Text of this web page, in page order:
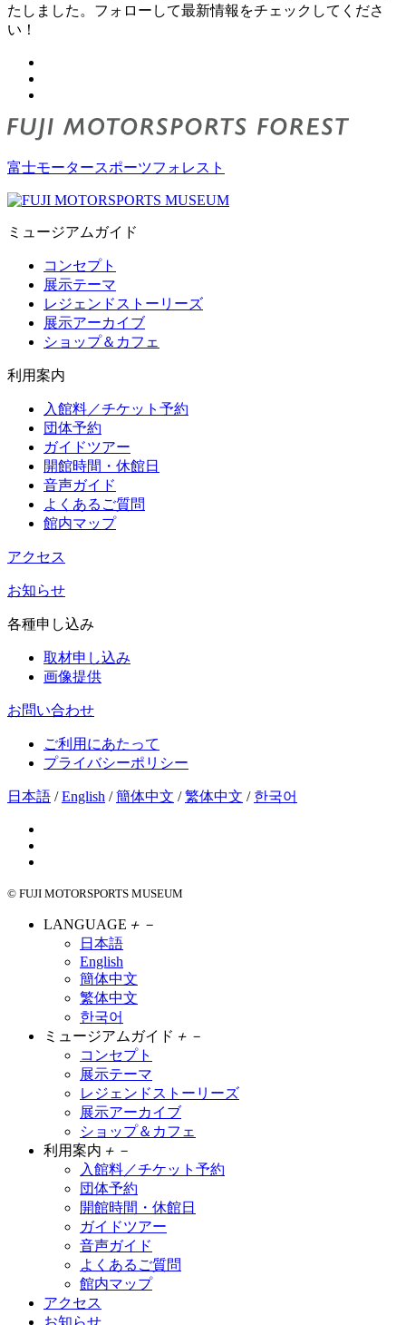
たしました。フォローして最新情報をチェックしてくださ
い！
富士モータースポーツフォレスト
ミュージアムガイド
コンセプト
展示テーマ
レジェンドストーリーズ
展示アーカイブ
ショップ＆カフェ
利用案内
入館料／チケット予約
団体予約
ガイドツアー
開館時間・休館日
音声ガイド
よくあるご質問
館内マップ
アクセス
お知らせ
各種申し込み
取材申し込み
画像提供
お問い合わせ
ご利用にあたって
プライバシーポリシー
日本語 /English /簡体中文 /繁体中文 / 한국어
© FUJI MOTORSPORTS MUSEUM
LANGUAGE ＋ －
日本語
English
簡体中文
繁体中文
한국어
ミュージアムガイド ＋ －
コンセプト
展示テーマ
レジェンドストーリーズ
展示アーカイブ
ショップ＆カフェ
利用案内 ＋ －
入館料／チケット予約
団体予約
開館時間・休館日
ガイドツアー
音声ガイド
よくあるご質問
館内マップ
アクセス